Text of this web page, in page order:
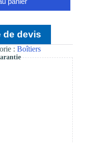
de devis
: Boîtiers